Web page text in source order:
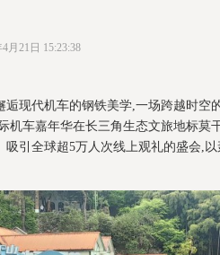
月21日 15:23:38
逅现代机车的钢铁美学,一场跨越时空
机车嘉年华在长三角生态文旅地标莫
吸引全球超5万人次线上观礼的盛会,